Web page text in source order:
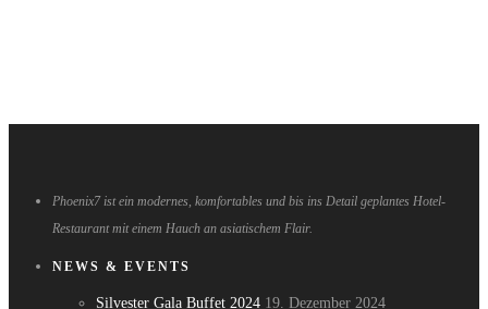
Phoenix7 ist ein modernes, komfortables und bis ins Detail geplantes Hotel-
Restaurant mit einem Hauch an asiatischem Flair.
NEWS & EVENTS
Silvester Gala Buffet 2024 19. Dezember 2024